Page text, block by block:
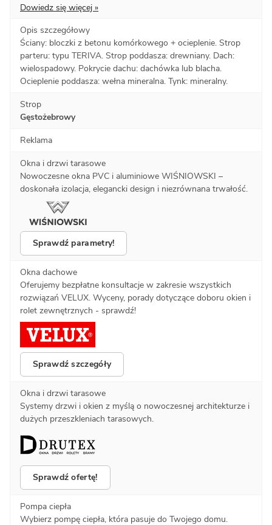
Dowiedz się więcej »
Opis szczegółowy
Ściany: bloczki z betonu komórkowego + ocieplenie. Strop
parteru: typu TERIVA. Strop poddasza: drewniany. Dach:
wielospadowy. Pokrycie dachu: dachówka lub blacha.
Ocieplenie poddasza: wełna mineralna. Tynk: mineralny.
Strop
Gęstożebrowy
Reklama
Okna i drzwi tarasowe
Nowoczesne okna PVC i aluminiowe WIŚNIOWSKI –
doskonała izolacja, elegancki design i niezrównana trwałość.
Sprawdź parametry!
Okna dachowe
Oferujemy bezpłatne konsultacje w zakresie wszystkich
rozwiązań VELUX. Wyceny, porady dotyczące doboru okien i
rolet zewnętrznych - sprawdź!
Sprawdź szczegóły
Okna i drzwi tarasowe
Systemy drzwi i okien z myślą o nowoczesnej architekturze i
dużych przeszkleniach tarasowych.
Sprawdź ofertę!
Pompa ciepła
Wybierz pompę ciepła, która pasuje do Twojego domu.